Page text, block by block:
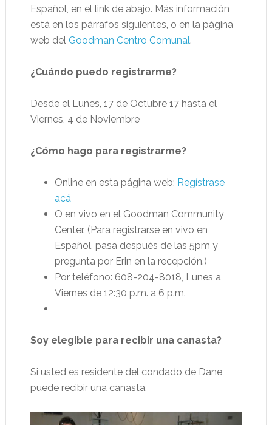
Español, en el link de abajo. Más información
está en los párrafos siguientes, o en la página
web del Goodman Centro Comunal.
¿Cuándo puedo registrarme?
Desde el Lunes, 17 de Octubre 17 hasta el
Viernes, 4 de Noviembre
¿Cómo hago para registrarme?
Online en esta página web: Regístrase
acá
O en vivo en el Goodman Community
Center. (Para registrarse en vivo en
Español, pasa después de las 5pm y
pregunta por Erin en la recepción.)
Por teléfono: 608-204-8018, Lunes a
Viernes de 12:30 p.m. a 6 p.m.
Soy elegible para recibir una canasta?
Si usted es residente del condado de Dane,
puede recibir una canasta.